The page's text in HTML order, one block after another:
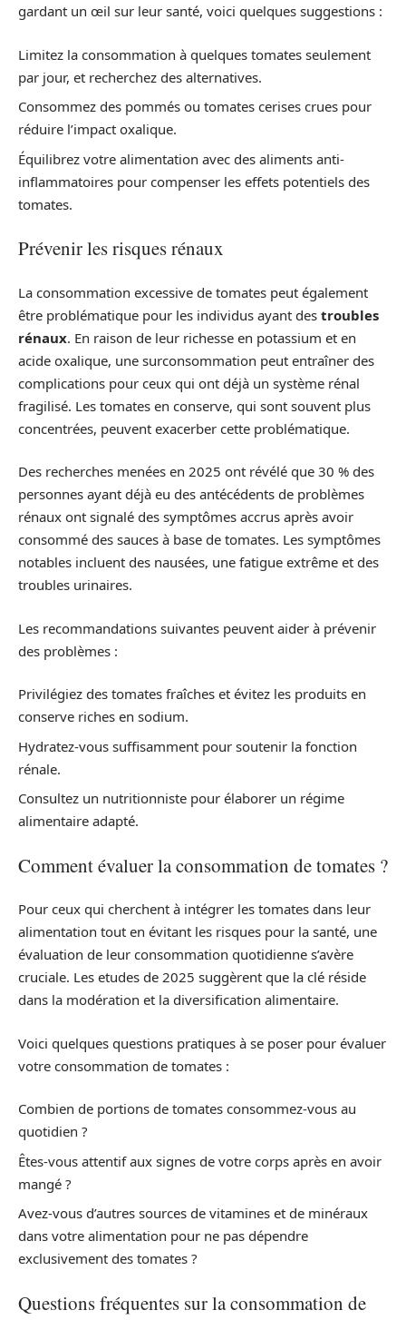
gardant un œil sur leur santé, voici quelques suggestions :
Limitez la consommation à quelques tomates seulement
par jour, et recherchez des alternatives.
Consommez des pommés ou tomates cerises crues pour
réduire l’impact oxalique.
Équilibrez votre alimentation avec des aliments anti-
inflammatoires pour compenser les effets potentiels des
tomates.
Prévenir les risques rénaux
La consommation excessive de tomates peut également
être problématique pour les individus ayant des troubles
rénaux. En raison de leur richesse en potassium et en
acide oxalique, une surconsommation peut entraîner des
complications pour ceux qui ont déjà un système rénal
fragilisé. Les tomates en conserve, qui sont souvent plus
concentrées, peuvent exacerber cette problématique.
Des recherches menées en 2025 ont révélé que 30 % des
personnes ayant déjà eu des antécédents de problèmes
rénaux ont signalé des symptômes accrus après avoir
consommé des sauces à base de tomates. Les symptômes
notables incluent des nausées, une fatigue extrême et des
troubles urinaires.
Les recommandations suivantes peuvent aider à prévenir
des problèmes :
Privilégiez des tomates fraîches et évitez les produits en
conserve riches en sodium.
Hydratez-vous suffisamment pour soutenir la fonction
rénale.
Consultez un nutritionniste pour élaborer un régime
alimentaire adapté.
Comment évaluer la consommation de tomates ?
Pour ceux qui cherchent à intégrer les tomates dans leur
alimentation tout en évitant les risques pour la santé, une
évaluation de leur consommation quotidienne s’avère
cruciale. Les etudes de 2025 suggèrent que la clé réside
dans la modération et la diversification alimentaire.
Voici quelques questions pratiques à se poser pour évaluer
votre consommation de tomates :
Combien de portions de tomates consommez-vous au
quotidien ?
Êtes-vous attentif aux signes de votre corps après en avoir
mangé ?
Avez-vous d’autres sources de vitamines et de minéraux
dans votre alimentation pour ne pas dépendre
exclusivement des tomates ?
Questions fréquentes sur la consommation de